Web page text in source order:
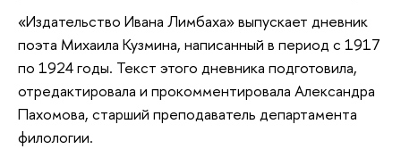
«Издательство Ивана Лимбаха» выпускает дневник
поэта Михаила Кузмина, написанный в период с 1917
по 1924 годы. Текст этого дневника подготовила,
отредактировала и прокомментировала Александра
Пахомова, старший преподаватель департамента
филологии.